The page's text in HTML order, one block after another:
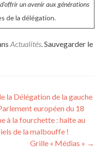
un avenir aux générations
de la délégation.
Actualités. Sauvegarder le
la Délégation de la gauche
européen du 18
à la fourchette : halte au
de la malbouffe !
Grille « Médias » →